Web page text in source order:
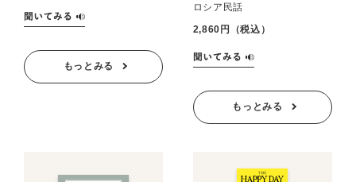
もっとみる
ロシア民話
2,860円（税込）
もっとみる